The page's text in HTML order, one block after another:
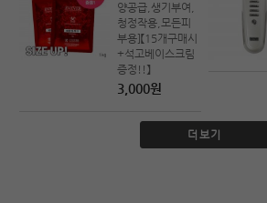
양공급,생기부여,
청정작용,모든피
부용]【15개구매시
+석고베이스크림
증정!!】
3,000원
더보기